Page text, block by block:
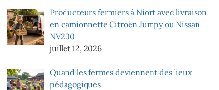
Producteurs fermiers à Niort avec livraison
en camionnette Citroën Jumpy ou Nissan
NV200
juillet 12, 2026
Quand les fermes deviennent des lieux
pédagogiques